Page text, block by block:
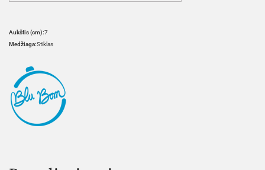
Aukštis (cm):7
Medžiaga:Stiklas